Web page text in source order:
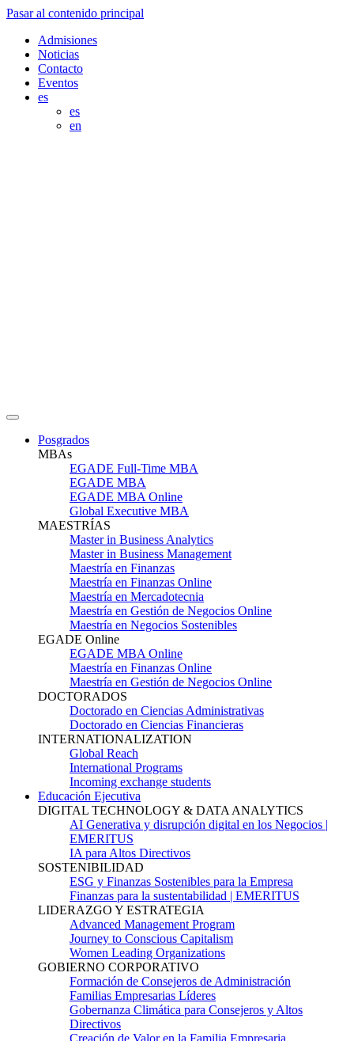
Pasar al contenido principal
Admisiones
Noticias
Contacto
Eventos
es
es
en
Posgrados
MBAs
EGADE Full-Time MBA
EGADE MBA
EGADE MBA Online
Global Executive MBA
MAESTRÍAS
Master in Business Analytics
Master in Business Management
Maestría en Finanzas
Maestría en Finanzas Online
Maestría en Mercadotecnia
Maestría en Gestión de Negocios Online
Maestría en Negocios Sostenibles
EGADE Online
EGADE MBA Online
Maestría en Finanzas Online
Maestría en Gestión de Negocios Online
DOCTORADOS
Doctorado en Ciencias Administrativas
Doctorado en Ciencias Financieras
INTERNATIONALIZATION
Global Reach
International Programs
Incoming exchange students
Educación Ejecutiva
DIGITAL TECHNOLOGY & DATA ANALYTICS
AI Generativa y disrupción digital en los Negocios |
EMERITUS
IA para Altos Directivos
SOSTENIBILIDAD
ESG y Finanzas Sostenibles para la Empresa
Finanzas para la sustentabilidad | EMERITUS
LIDERAZGO Y ESTRATEGIA
Advanced Management Program
Journey to Conscious Capitalism
Women Leading Organizations
GOBIERNO CORPORATIVO
Formación de Consejeros de Administración
Familias Empresarias Líderes
Gobernanza Climática para Consejeros y Altos
Directivos
Creación de Valor en la Familia Empresaria